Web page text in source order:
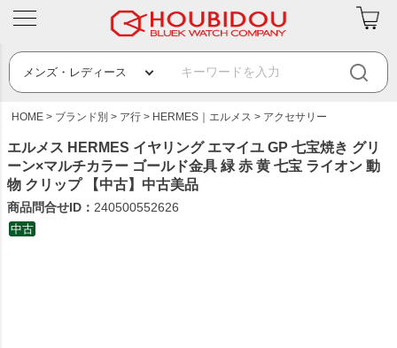
HOME ブランド別 ア行 HERMES｜エルメス アクセサリー
エルメス HERMES イヤリング エマイユ GP 七宝焼き グリ
ーン×マルチカラー ゴールド金具 緑 赤 黄 七宝 ライオン 動
物 クリップ 【中古】中古美品
商品問合せID： 240500552626
中古